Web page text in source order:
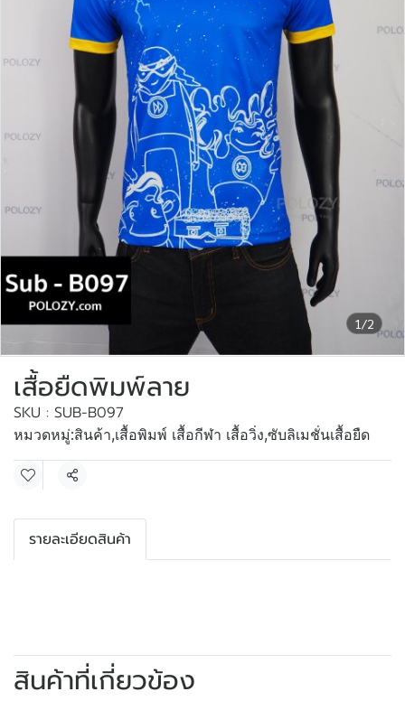
1/2
เสื้อยืดพิมพ์ลาย
SKU : SUB-B097
หมวดหมู่:สินค้า,เสื้อพิมพ์ เสื้อกีฬา เสื้อวิ่ง,ซับลิเมชั่นเสื้อยืด
แชร์
รายละเอียดสินค้า
สินค้าที่เกี่ยวข้อง